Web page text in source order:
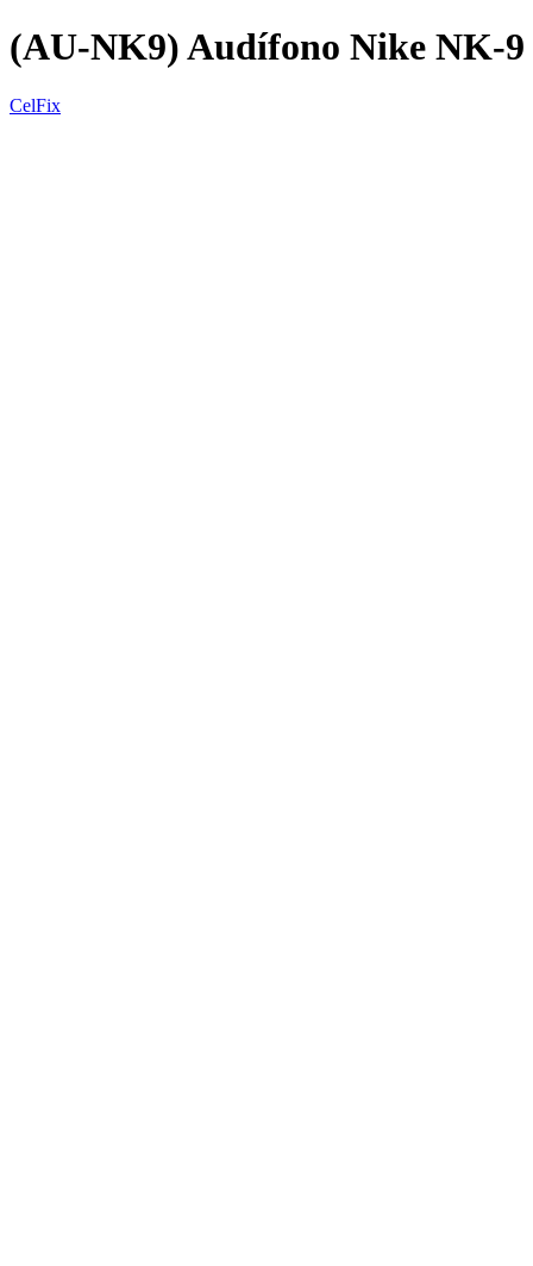
(AU-NK9) Audífono Nike NK-9
CelFix